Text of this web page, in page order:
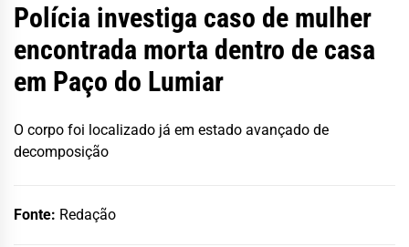
Polícia investiga caso de mulher
encontrada morta dentro de casa
em Paço do Lumiar
O corpo foi localizado já em estado avançado de
decomposição
Fonte: Redação